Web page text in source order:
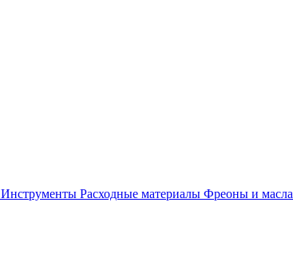
Инструменты Расходные материалы Фреоны и масла